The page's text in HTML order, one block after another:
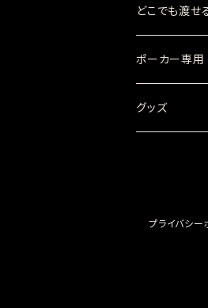
どこでも渡せ
ポーカー専用
グッズ
プライバシー